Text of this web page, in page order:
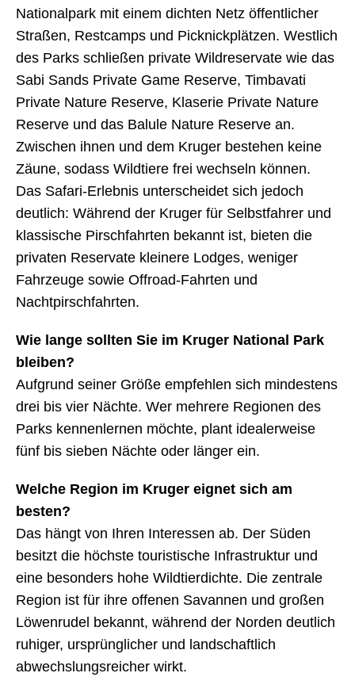
Nationalpark mit einem dichten Netz öffentlicher
Straßen, Restcamps und Picknickplätzen. Westlich
des Parks schließen private Wildreservate wie das
Sabi Sands Private Game Reserve, Timbavati
Private Nature Reserve, Klaserie Private Nature
Reserve und das Balule Nature Reserve an.
Zwischen ihnen und dem Kruger bestehen keine
Zäune, sodass Wildtiere frei wechseln können.
Das Safari-Erlebnis unterscheidet sich jedoch
deutlich: Während der Kruger für Selbstfahrer und
klassische Pirschfahrten bekannt ist, bieten die
privaten Reservate kleinere Lodges, weniger
Fahrzeuge sowie Offroad-Fahrten und
Nachtpirschfahrten.
Wie lange sollten Sie im Kruger National Park
bleiben?
Aufgrund seiner Größe empfehlen sich mindestens
drei bis vier Nächte. Wer mehrere Regionen des
Parks kennenlernen möchte, plant idealerweise
fünf bis sieben Nächte oder länger ein.
Welche Region im Kruger eignet sich am
besten?
Das hängt von Ihren Interessen ab. Der Süden
besitzt die höchste touristische Infrastruktur und
eine besonders hohe Wildtierdichte. Die zentrale
Region ist für ihre offenen Savannen und großen
Löwenrudel bekannt, während der Norden deutlich
ruhiger, ursprünglicher und landschaftlich
abwechslungsreicher wirkt.